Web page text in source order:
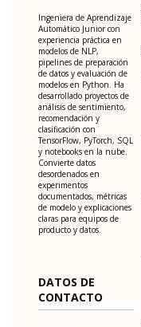
Ingeniera de Aprendizaje
Automático Junior con
experiencia práctica en
modelos de NLP,
pipelines de preparación
de datos y evaluación de
modelos en Python. Ha
desarrollado proyectos de
análisis de sentimiento,
recomendación y
clasificación con
TensorFlow, PyTorch, SQL
y notebooks en la nube.
Convierte datos
desordenados en
experimentos
documentados, métricas
de modelo y explicaciones
claras para equipos de
producto y datos.
DATOS DE
CONTACTO